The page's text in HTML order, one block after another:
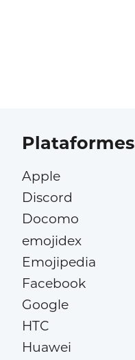
Plataformes
Apple
Discord
Docomo
emojidex
Emojipedia
Facebook
Google
HTC
Huawei